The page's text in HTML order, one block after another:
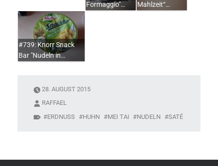
Formaggio"…
Mahlzeit“…
#739: Knorr Snack
Bar "Nudeln in…
28. AUGUST 2015
RAFFAEL
ERDNUSS
HUHN MEI TAI NUDELN SATÉ